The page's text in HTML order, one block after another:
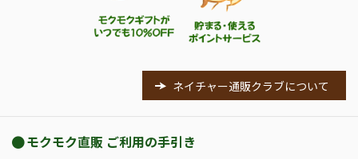
ネイチャー通販クラブについて
モクモク直販 ご利用の手引き